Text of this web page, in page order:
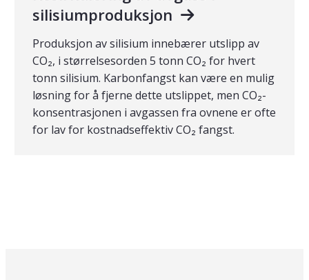
silisiumproduksjon
Produksjon av silisium innebærer utslipp av
CO₂, i størrelsesorden 5 tonn CO₂ for hvert
tonn silisium. Karbonfangst kan være en mulig
løsning for å fjerne dette utslippet, men CO₂-
konsentrasjonen i avgassen fra ovnene er ofte
for lav for kostnadseffektiv CO₂ fangst.